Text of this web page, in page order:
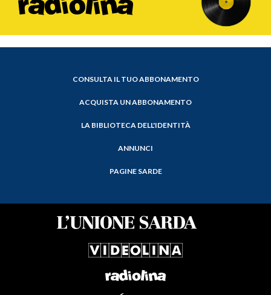
CONSULTA IL TUO ABBONAMENTO
ACQUISTA UN ABBONAMENTO
LA BIBLIOTECA DELL'IDENTITÀ
ANNUNCI
PAGINE SARDE